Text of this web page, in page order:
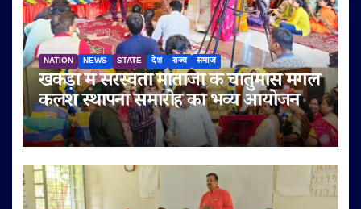
NATION NEWS STATE देश राज्य समाज
खेकड़ा में सरस्वती माताजी के चातुर्मास मंगल
कलश स्थापना समारोह का भव्य आयोजन